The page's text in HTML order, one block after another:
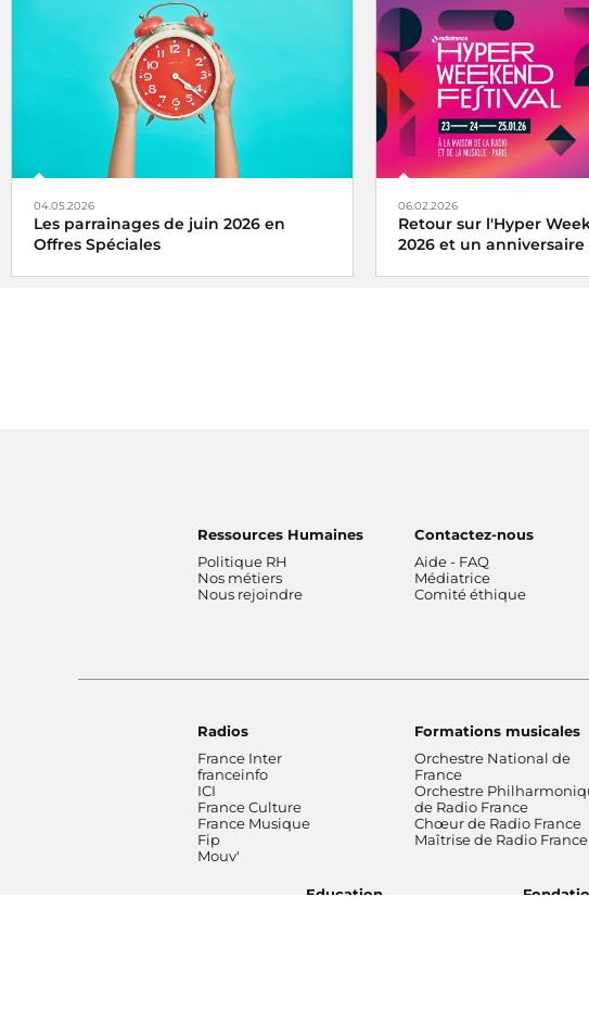
de part d'audience,
est pour la 39e vague consécutive,
largement en tête des radios sur la
matinale (7h-10h).
millionsd’auditeurs
France recueille près de
d'audience(+0,6 point).
04.05.2026
Les parrainages de juin 2026 en
Offres Spéciales
06.02.2026
Retour sur l'Hyper
2026 et un anniversaire
Ressources Humaines
Politique RH
Nos métiers
Nous rejoindre
Contactez-nous
Aide - FAQ
Médiatrice
Comité éthique
Radios
France Inter
franceinfo
ICI
France Culture
France Musique
Fip
Mouv'
Formations musicales
Orchestre National de
France
Orchestre
de Radio France
Chœur de Radio France
Maîtrise de Radio France
Education